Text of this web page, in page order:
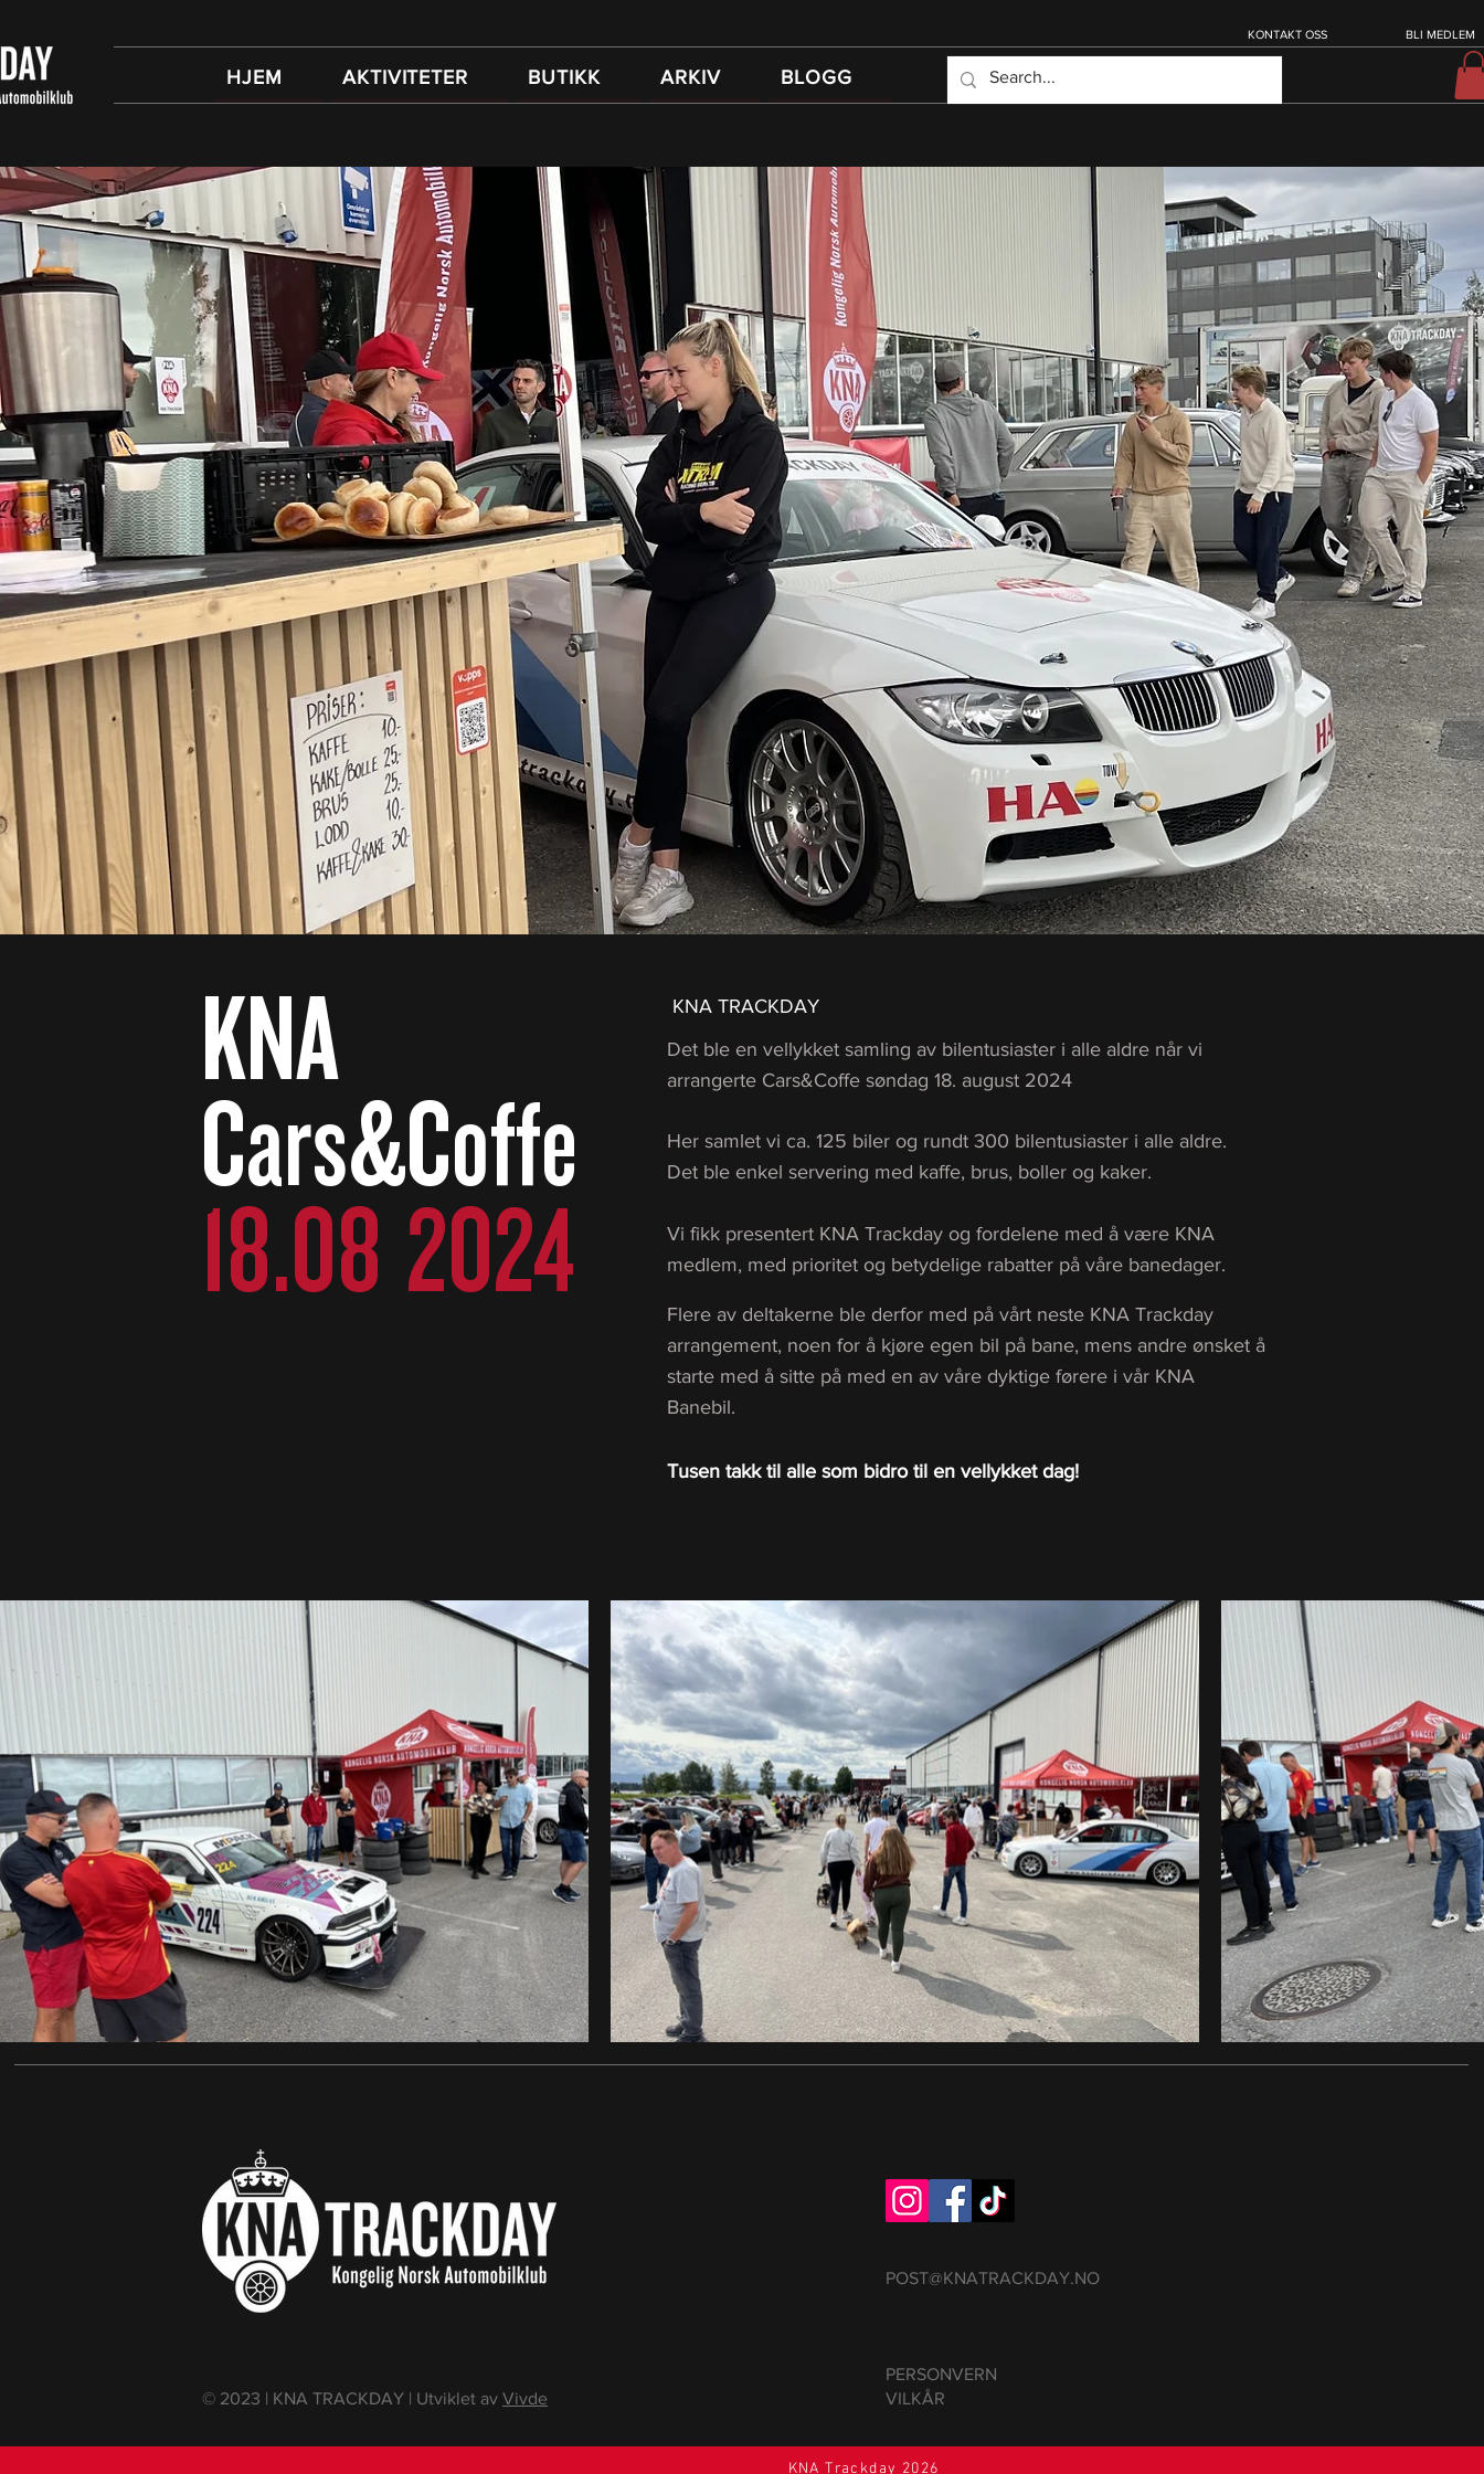
HJEM AKTIVITETER BUTIKK ARKIV BLOGG
KONTAKT OSS BLI MEDLEM
KNA
Cars&Coffe
18.08 2024
KNA TRACKDAY
Det ble en vellykket samling av bilentusiaster i alle aldre når vi
arrangerte Cars&Coffe søndag 18. august 2024
Her samlet vi ca. 125 biler og rundt 300 bilentusiaster i alle aldre.
​Det ble enkel servering med kaffe, brus, boller og kaker.
Vi fikk presentert KNA Trackday og fordelene med å være KNA
medlem, med prioritet og betydelige rabatter på våre banedager.
Flere av deltakerne ble derfor med på vårt neste KNA Trackday
arrangement, noen for å kjøre egen bil på bane, mens andre ønsket å
starte med å sitte på med en av våre dyktige førere i vår KNA
Banebil.
Tusen takk til alle som bidro til en vellykket dag!
KNA Trackday 2026
© 2023 | KNA TRACKDAY | Utviklet av Vivde
POST@KNATRACKDAY.NO
PERSONVERN
VILKÅR